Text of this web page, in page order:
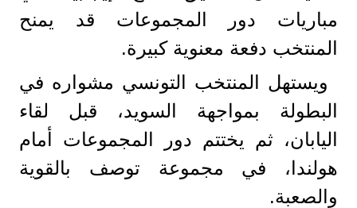
مباريات دور المجموعات قد يمنح
المنتخب دفعة معنوية كبيرة.
ويستهل المنتخب التونسي مشواره في
البطولة بمواجهة السويد، قبل لقاء
اليابان، ثم يختتم دور المجموعات أمام
هولندا، في مجموعة توصف بالقوية
والصعبة.